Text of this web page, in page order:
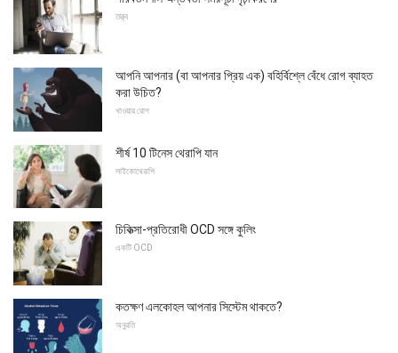
তত্ত্ব
আপনি আপনার (বা আপনার প্রিয় এক) বহির্বিশ্লে বেঁধে রোগ ব্যাহত
করা উচিত?
খাওয়ার রোগ
শীর্ষ 10 টিনেস থেরাপি যান
সাইকোথেরাপি
চিকিত্সা-প্রতিরোধী OCD সঙ্গে কুলিং
একটি OCD
কতক্ষণ এলকোহল আপনার সিস্টেম থাকতে?
অনুরতি